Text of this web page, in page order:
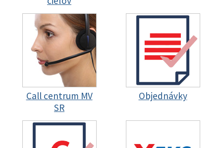
Call centrum MV
SR
Objednávky